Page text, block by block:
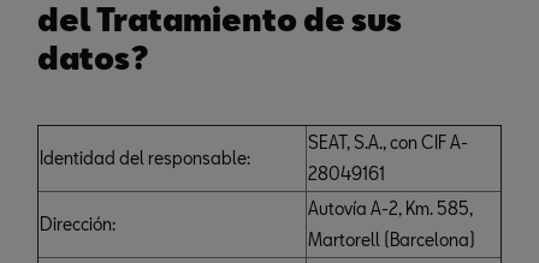
del Tratamiento de sus
datos?
Identidad del responsable:
SEAT, S.A., con CIF A-
28049161
Dirección:
Autovía A-2, Km. 585,
Martorell (Barcelona)